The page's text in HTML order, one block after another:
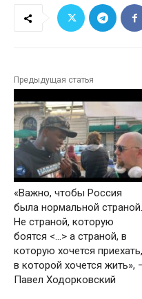
Предыдущая статья
«Важно, чтобы Россия
была нормальной страной.
Не страной, которую
боятся <...> а страной, в
которую хочется приехать,
в которой хочется жить»,
Павел Ходорковский